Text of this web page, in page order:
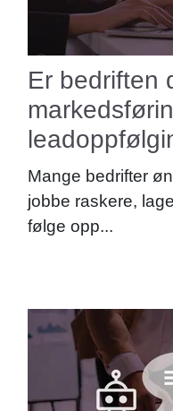
Er bedriften
Mange bedrifter
jobbe raskere,
følge opp...